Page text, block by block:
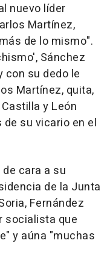
nuevo líder
Martínez,
de lo mismo".
Sánchez
con su dedo le
Martínez, quita,
y León
su vicario en el
cara a su
de la Junta
Fernández
socialista que
y aúna "muchas